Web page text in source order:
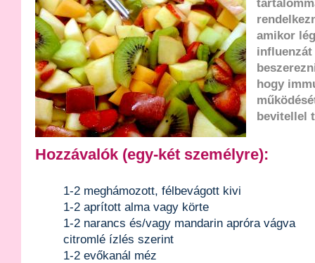
amikor
influenzát
hogy
bevitellel
Hozzávalók (egy-két személyre):
1-2 meghámozott, félbevágott kivi
1-2 aprított alma vagy körte
1-2 narancs és/vagy mandarin apróra vágva
citromlé ízlés szerint
1-2 evőkanál méz